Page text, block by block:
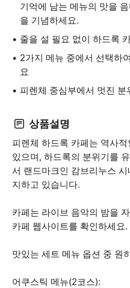
기억에 남는 메뉴의 맛을
을 기념하세요.
줄을 설 필요 없이 하드록
2가지 메뉴 중에서 선택하
요
피렌체 중심부에서 멋진 분
상품설명
피렌체 하드록 카페는 역사
있으며, 하드록의 분위기를
서 랜드마크인 감브리누스
지하고 있습니다.
카페는 라이브 음악의 밤을
카페 웹사이트를 확인하세요.
맛있는 세트 메뉴 옵션 중 원
어쿠스틱 메뉴(2코스):